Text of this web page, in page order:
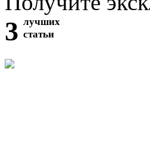
3 лучших
статьи